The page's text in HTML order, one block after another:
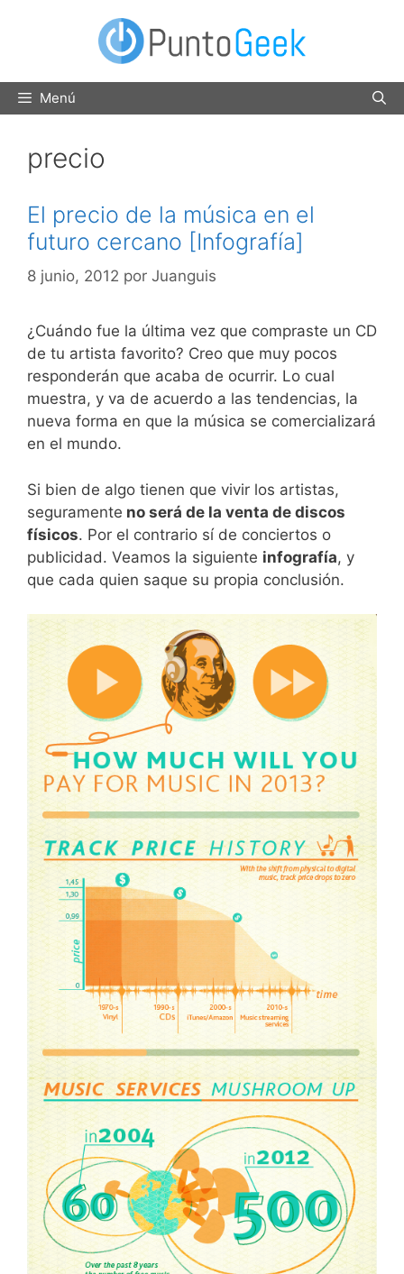
Menú
precio
El precio de la música en el
futuro cercano [Infografía]
8 junio, 2012 por Juanguis
¿Cuándo fue la última vez que compraste un CD
de tu artista favorito? Creo que muy pocos
responderán que acaba de ocurrir. Lo cual
muestra, y va de acuerdo a las tendencias, la
nueva forma en que la música se comercializará
en el mundo.
Si bien de algo tienen que vivir los artistas,
seguramente no será de la venta de discos
físicos. Por el contrario sí de conciertos o
publicidad. Veamos la siguiente infografía, y
que cada quien saque su propia conclusión.